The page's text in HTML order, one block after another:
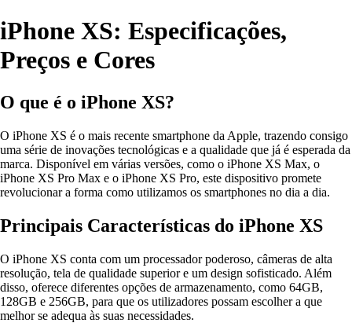
iPhone XS: Especificações,
Preços e Cores
O que é o iPhone XS?
O iPhone XS é o mais recente smartphone da Apple, trazendo consigo
uma série de inovações tecnológicas e a qualidade que já é esperada da
marca. Disponível em várias versões, como o iPhone XS Max, o
iPhone XS Pro Max e o iPhone XS Pro, este dispositivo promete
revolucionar a forma como utilizamos os smartphones no dia a dia.
Principais Características do iPhone XS
O iPhone XS conta com um processador poderoso, câmeras de alta
resolução, tela de qualidade superior e um design sofisticado. Além
disso, oferece diferentes opções de armazenamento, como 64GB,
128GB e 256GB, para que os utilizadores possam escolher a que
melhor se adequa às suas necessidades.